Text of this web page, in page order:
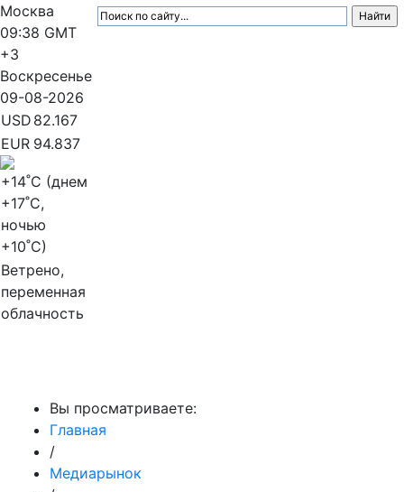
Москва
09:38 GMT
+3
Воскресенье
09-08-2026
USD 82.167
EUR 94.837
+14˚C (днем
+17˚C,
ночью
+10˚C)
Ветрено,
переменная
облачность
Вы просматриваете:
Главная
/
Медиарынок